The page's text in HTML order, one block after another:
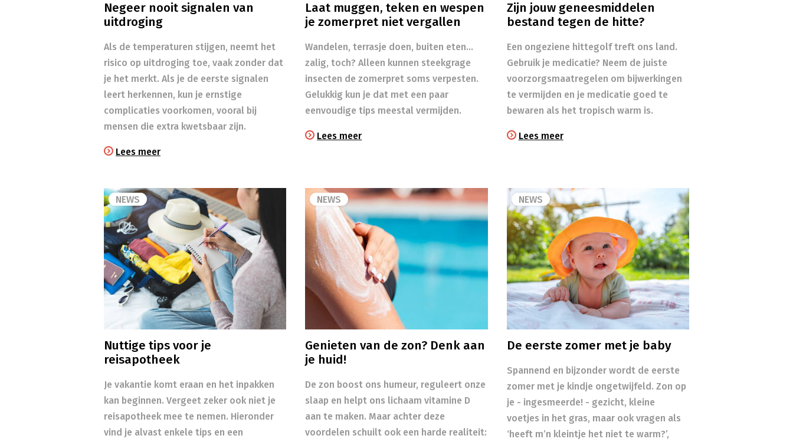
Negeer nooit signalen van
uitdroging
Als de temperaturen stijgen, neemt het
risico op uitdroging toe, vaak zonder dat
je het merkt. Als je de eerste signalen
leert herkennen, kun je ernstige
complicaties voorkomen, vooral bij
mensen die extra kwetsbaar zijn.
Lees meer
Laat muggen, teken en wespen
je zomerpret niet vergallen
Wandelen, terrasje doen, buiten eten…
zalig, toch? Alleen kunnen steekgrage
insecten de zomerpret soms verpesten.
Gelukkig kun je dat met een paar
eenvoudige tips meestal vermijden.
Lees meer
Zijn jouw geneesmiddelen
bestand tegen de hitte?
Een ongeziene hittegolf treft ons land.
Gebruik je medicatie? Neem de juiste
voorzorgsmaatregelen om bijwerkingen
te vermijden en je medicatie goed te
bewaren als het tropisch warm is.
Lees meer
NEWS
Nuttige tips voor je
reisapotheek
Je vakantie komt eraan en het inpakken
kan beginnen. Vergeet zeker ook niet je
reisapotheek mee te nemen. Hieronder
vind je alvast enkele tips en een
NEWS
Genieten van de zon? Denk aan
je huid!
​​De zon boost ons humeur, reguleert onze
slaap en helpt ons lichaam vitamine D
aan te maken. Maar achter deze
voordelen schuilt ook een harde realiteit:
NEWS
De eerste zomer met je baby
Spannend en bijzonder wordt de eerste
zomer met je kindje ongetwijfeld. Zon op
je - ingesmeerde! - gezicht, kleine
voetjes in het gras, maar ook vragen als
‘heeft m’n kleintje het niet te warm?’,